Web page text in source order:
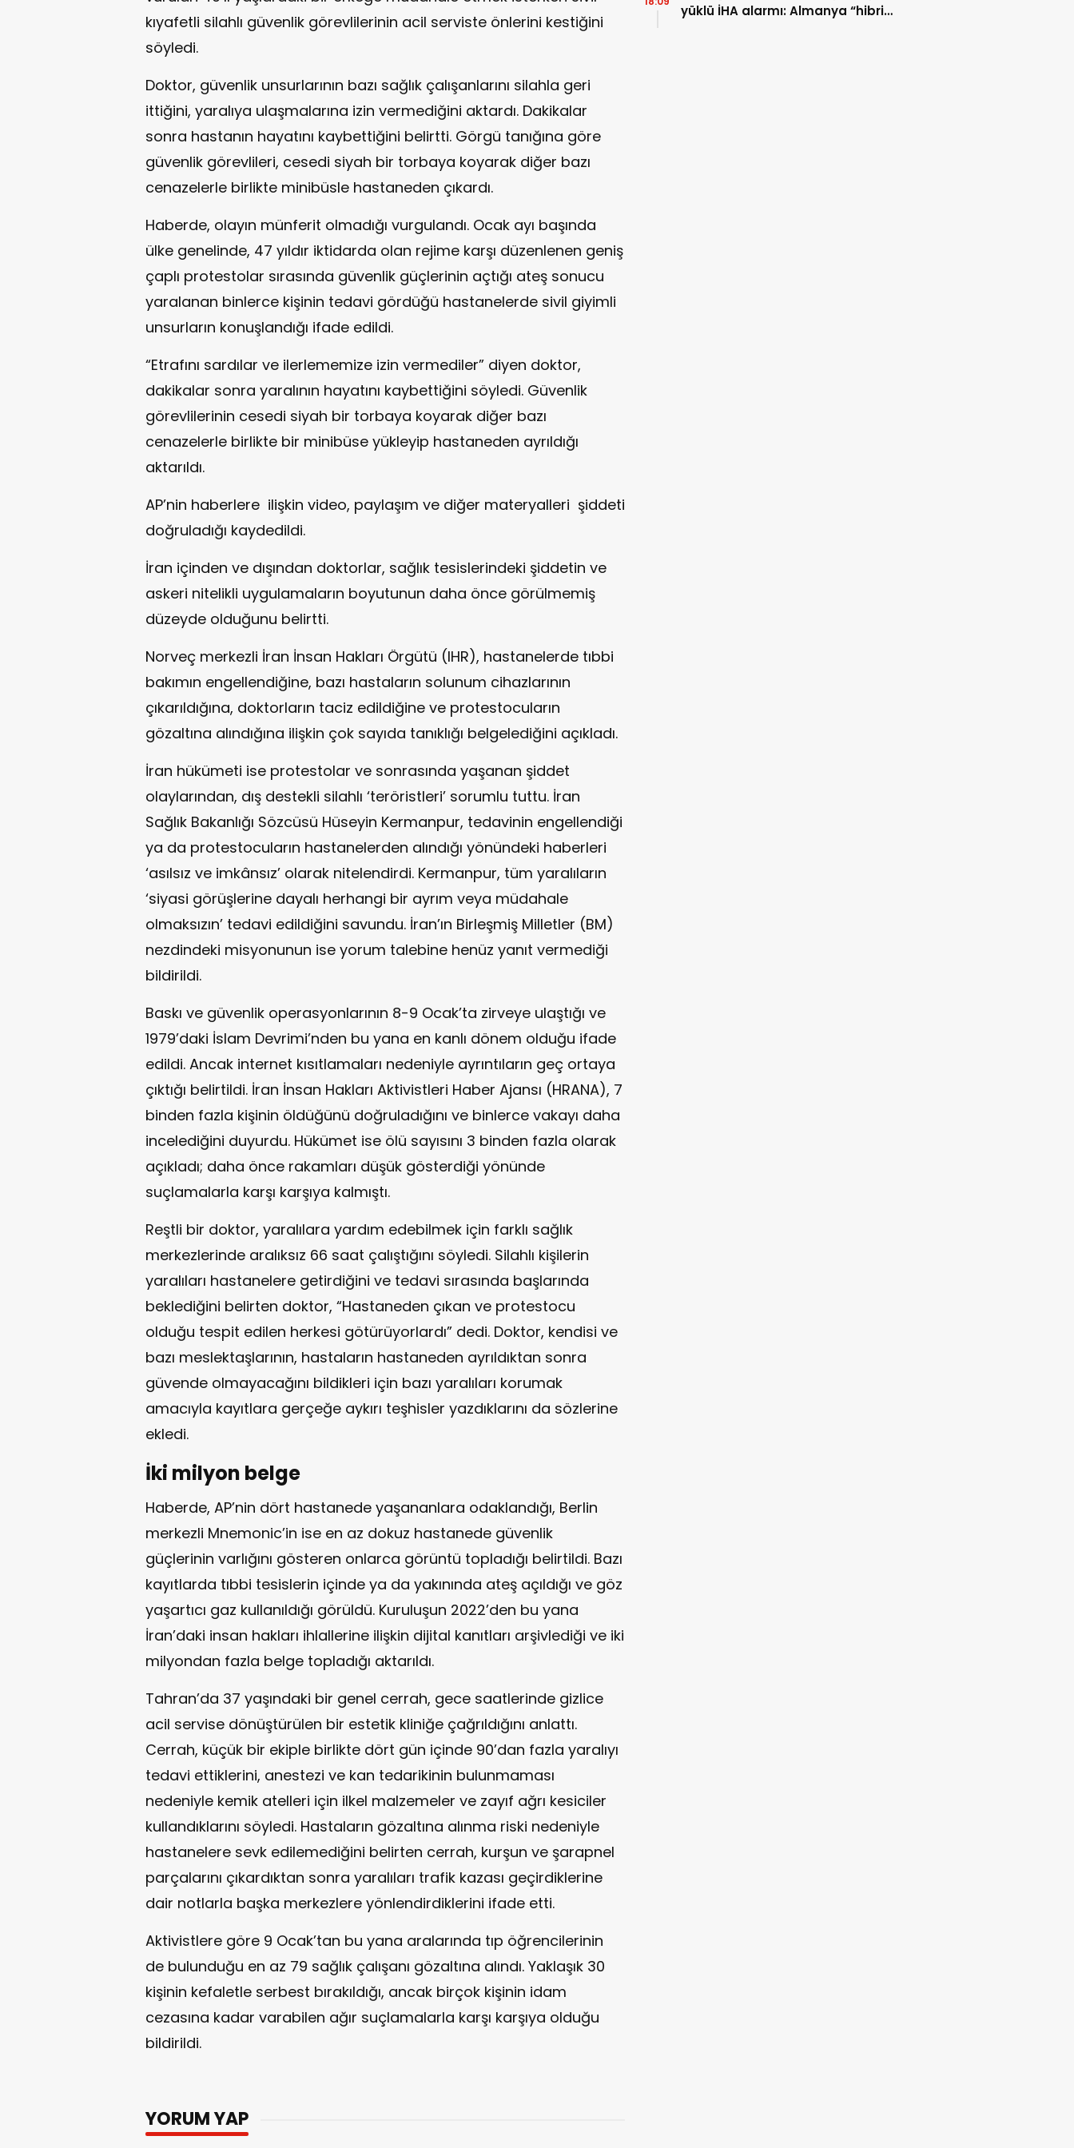
kıyafetli silahlı güvenlik görevlilerinin acil serviste önlerini kestiğini
söyledi.
Doktor, güvenlik unsurlarının bazı sağlık çalışanlarını silahla geri
ittiğini, yaralıya ulaşmalarına izin vermediğini aktardı. Dakikalar
sonra hastanın hayatını kaybettiğini belirtti. Görgü tanığına göre
güvenlik görevlileri, cesedi siyah bir torbaya koyarak diğer bazı
cenazelerle birlikte minibüsle hastaneden çıkardı.
Haberde, olayın münferit olmadığı vurgulandı. Ocak ayı başında
ülke genelinde, 47 yıldır iktidarda olan rejime karşı düzenlenen geniş
çaplı protestolar sırasında güvenlik güçlerinin açtığı ateş sonucu
yaralanan binlerce kişinin tedavi gördüğü hastanelerde sivil giyimli
unsurların konuşlandığı ifade edildi.
“Etrafını sardılar ve ilerlememize izin vermediler” diyen doktor,
dakikalar sonra yaralının hayatını kaybettiğini söyledi. Güvenlik
görevlilerinin cesedi siyah bir torbaya koyarak diğer bazı
cenazelerle birlikte bir minibüse yükleyip hastaneden ayrıldığı
aktarıldı.
AP’nin haberlere ilişkin video, paylaşım ve diğer materyalleri şiddeti
doğruladığı kaydedildi.
İran içinden ve dışından doktorlar, sağlık tesislerindeki şiddetin ve
askeri nitelikli uygulamaların boyutunun daha önce görülmemiş
düzeyde olduğunu belirtti.
Norveç merkezli İran İnsan Hakları Örgütü (IHR), hastanelerde tıbbi
bakımın engellendiğine, bazı hastaların solunum cihazlarının
çıkarıldığına, doktorların taciz edildiğine ve protestocuların
gözaltına alındığına ilişkin çok sayıda tanıklığı belgelediğini açıkladı.
İran hükümeti ise protestolar ve sonrasında yaşanan şiddet
olaylarından, dış destekli silahlı ‘teröristleri’ sorumlu tuttu. İran
Sağlık Bakanlığı Sözcüsü Hüseyin Kermanpur, tedavinin engellendiği
ya da protestocuların hastanelerden alındığı yönündeki haberleri
‘asılsız ve imkânsız’ olarak nitelendirdi. Kermanpur, tüm yaralıların
‘siyasi görüşlerine dayalı herhangi bir ayrım veya müdahale
olmaksızın’ tedavi edildiğini savundu. İran’ın Birleşmiş Milletler (BM)
nezdindeki misyonunun ise yorum talebine henüz yanıt vermediği
bildirildi.
Baskı ve güvenlik operasyonlarının 8-9 Ocak’ta zirveye ulaştığı ve
1979’daki İslam Devrimi’nden bu yana en kanlı dönem olduğu ifade
edildi. Ancak internet kısıtlamaları nedeniyle ayrıntıların geç ortaya
çıktığı belirtildi. İran İnsan Hakları Aktivistleri Haber Ajansı (HRANA), 7
binden fazla kişinin öldüğünü doğruladığını ve binlerce vakayı daha
incelediğini duyurdu. Hükümet ise ölü sayısını 3 binden fazla olarak
açıkladı; daha önce rakamları düşük gösterdiği yönünde
suçlamalarla karşı karşıya kalmıştı.
Reştli bir doktor, yaralılara yardım edebilmek için farklı sağlık
merkezlerinde aralıksız 66 saat çalıştığını söyledi. Silahlı kişilerin
yaralıları hastanelere getirdiğini ve tedavi sırasında başlarında
beklediğini belirten doktor, “Hastaneden çıkan ve protestocu
olduğu tespit edilen herkesi götürüyorlardı” dedi. Doktor, kendisi ve
bazı meslektaşlarının, hastaların hastaneden ayrıldıktan sonra
güvende olmayacağını bildikleri için bazı yaralıları korumak
amacıyla kayıtlara gerçeğe aykırı teşhisler yazdıklarını da sözlerine
ekledi.
İki milyon belge
Haberde, AP’nin dört hastanede yaşananlara odaklandığı, Berlin
merkezli Mnemonic’in ise en az dokuz hastanede güvenlik
güçlerinin varlığını gösteren onlarca görüntü topladığı belirtildi. Bazı
kayıtlarda tıbbi tesislerin içinde ya da yakınında ateş açıldığı ve göz
yaşartıcı gaz kullanıldığı görüldü. Kuruluşun 2022’den bu yana
İran’daki insan hakları ihlallerine ilişkin dijital kanıtları arşivlediği ve iki
milyondan fazla belge topladığı aktarıldı.
Tahran’da 37 yaşındaki bir genel cerrah, gece saatlerinde gizlice
acil servise dönüştürülen bir estetik kliniğe çağrıldığını anlattı.
Cerrah, küçük bir ekiple birlikte dört gün içinde 90’dan fazla yaralıyı
tedavi ettiklerini, anestezi ve kan tedarikinin bulunmaması
nedeniyle kemik atelleri için ilkel malzemeler ve zayıf ağrı kesiciler
kullandıklarını söyledi. Hastaların gözaltına alınma riski nedeniyle
hastanelere sevk edilemediğini belirten cerrah, kurşun ve şarapnel
parçalarını çıkardıktan sonra yaralıları trafik kazası geçirdiklerine
dair notlarla başka merkezlere yönlendirdiklerini ifade etti.
Aktivistlere göre 9 Ocak’tan bu yana aralarında tıp öğrencilerinin
de bulunduğu en az 79 sağlık çalışanı gözaltına alındı. Yaklaşık 30
kişinin kefaletle serbest bırakıldığı, ancak birçok kişinin idam
cezasına kadar varabilen ağır suçlamalarla karşı karşıya olduğu
bildirildi.
YORUM YAP
yüklü İHA alarmı: Almanya “hibrit